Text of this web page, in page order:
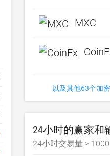
MXC
以及其他63个加
24小时的赢家和
24小时交易量 >